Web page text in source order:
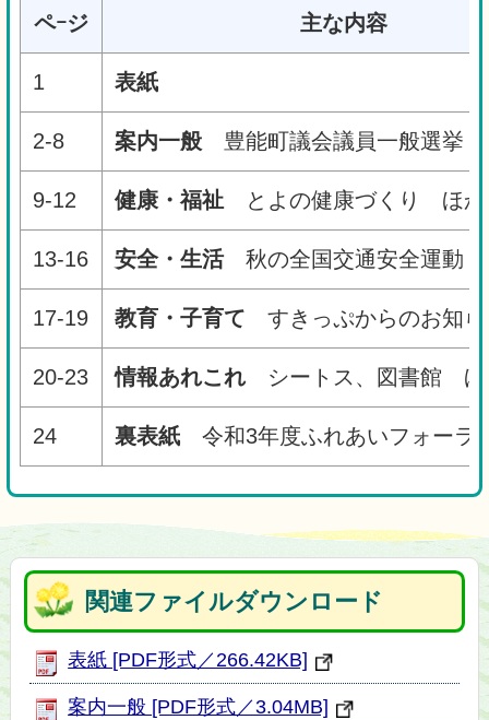
ペｰジ 主な内容
1 表紙
2-8 案内一般 豊能町議会議員一般選挙
9-12 健康・福祉 とよの健康づくり ほか
13-16 安全・生活秋の全国交通安全運動
17-19 教育・子育て すきっぷからのお知
20-23 情報あれこれ シートス、図書館 ほ
24 裏表紙令和3年度ふれあいフォー
関連ファイルダウンロード
表紙 [PDF形式／266.42KB]
案内一般 [PDF形式／3.04MB]